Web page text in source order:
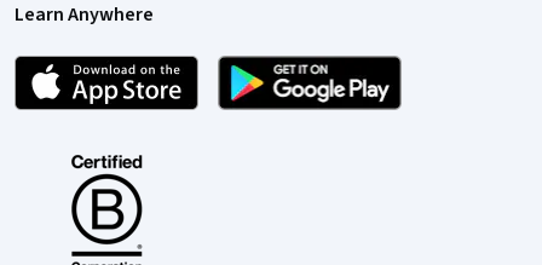
Learn Anywhere